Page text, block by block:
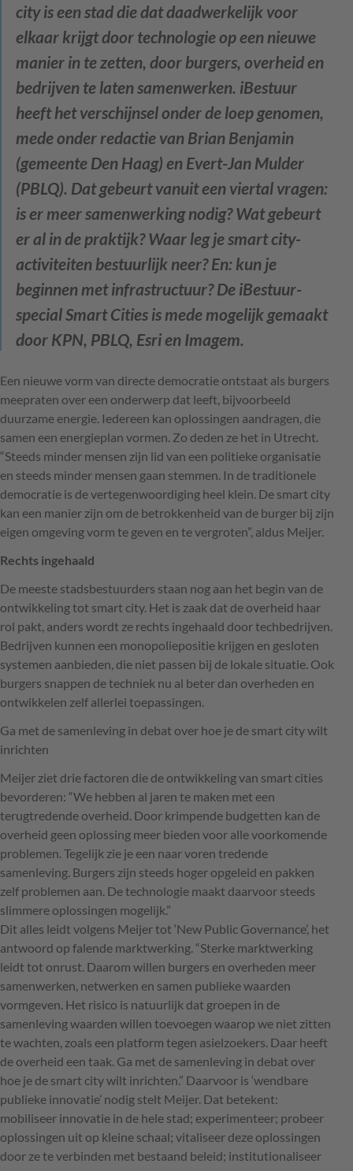
city is een stad die dat daadwerkelijk voor
elkaar krijgt door technologie op een nieuwe
manier in te zetten, door burgers, overheid en
bedrijven te laten samenwerken. iBestuur
heeft het verschijnsel onder de loep genomen,
mede onder redactie van Brian Benjamin
(gemeente Den Haag) en Evert-Jan Mulder
(PBLQ). Dat gebeurt vanuit een viertal vragen:
is er meer samenwerking nodig? Wat gebeurt
er al in de praktijk? Waar leg je smart city-
activiteiten bestuurlijk neer? En: kun je
beginnen met infrastructuur?De iBestuur-
special Smart Cities is mede mogelijk gemaakt
door KPN, PBLQ, Esri en Imagem.
Een nieuwe vorm van directe democratie ontstaat als burgers
meepraten over een onderwerp dat leeft, bijvoorbeeld
duurzame energie. Iedereen kan oplossingen aandragen, die
samen een energieplan vormen. Zo deden ze het in Utrecht.
“Steeds minder mensen zijn lid van een politieke organisatie
en steeds minder mensen gaan stemmen. In de traditionele
democratie is de vertegenwoordiging heel klein. De smart city
kan een manier zijn om de betrokkenheid van de burger bij zijn
eigen omgeving vorm te geven en te vergroten”, aldus Meijer.
Rechts ingehaald
De meeste stadsbestuurders staan nog aan het begin van de
ontwikkeling tot smart city. Het is zaak dat de overheid haar
rol pakt, anders wordt ze rechts ingehaald door techbedrijven.
Bedrijven kunnen een monopoliepositie krijgen en gesloten
systemen aanbieden, die niet passen bij de lokale situatie. Ook
burgers snappen de techniek nu al beter dan overheden en
ontwikkelen zelf allerlei toepassingen.
Ga met de samenleving in debat over hoe je de smart city wilt
inrichten
Meijer ziet drie factoren die de ontwikkeling van smart cities
bevorderen: “We hebben al jaren te maken met een
terugtredende overheid. Door krimpende budgetten kan de
overheid geen oplossing meer bieden voor alle voorkomende
problemen. Tegelijk zie je een naar voren tredende
samenleving. Burgers zijn steeds hoger opgeleid en pakken
zelf problemen aan. De technologie maakt daarvoor steeds
slimmere oplossingen mogelijk.”
Dit alles leidt volgens Meijer tot ‘New Public Governance’, het
antwoord op falende marktwerking. “Sterke marktwerking
leidt tot onrust. Daarom willen burgers en overheden meer
samenwerken, netwerken en samen publieke waarden
vormgeven. Het risico is natuurlijk dat groepen in de
samenleving waarden willen toevoegen waarop we niet zitten
te wachten, zoals een platform tegen asielzoekers. Daar heeft
de overheid een taak. Ga met de samenleving in debat over
hoe je de smart city wilt inrichten.” Daarvoor is ‘wendbare
publieke innovatie’ nodig stelt Meijer. Dat betekent:
mobiliseer innovatie in de hele stad; experimenteer; probeer
oplossingen uit op kleine schaal; vitaliseer deze oplossingen
door ze te verbinden met bestaand beleid; institutionaliseer